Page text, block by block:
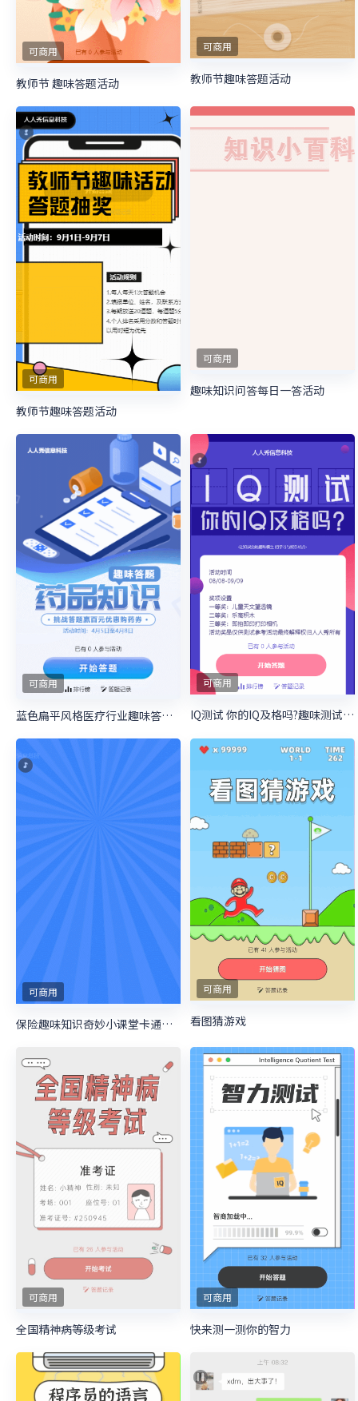
可商用
教师节 趣味答题活动
可商用
教师节趣味答题活动
可商用
教师节趣味答题活动
可商用
趣味知识问答每日一答活动
可商用
蓝色扁平风格医疗行业趣味答题活动
可商用
IQ测试 你的IQ及格吗?趣味测试答题活动
可商用
保险趣味知识奇妙小课堂卡通粗线条风格答题活动
可商用
看图猜游戏
可商用
全国精神病等级考试
可商用
快来测一测你的智力